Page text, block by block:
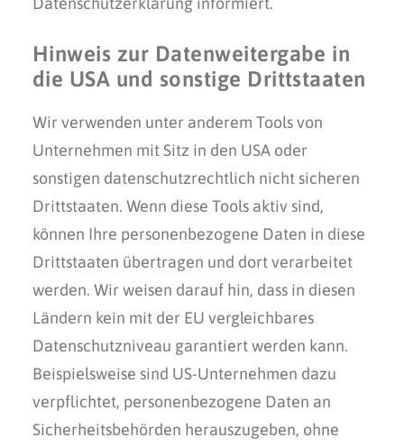
Hinweis zur Datenweitergabe in
die USA und sonstige Drittstaaten
Wir verwenden unter anderem Tools von
Unternehmen mit Sitz in den USA oder
sonstigen datenschutzrechtlich nicht sicheren
Drittstaaten. Wenn diese Tools aktiv sind,
können Ihre personenbezogene Daten in diese
Drittstaaten übertragen und dort verarbeitet
werden. Wir weisen darauf hin, dass in diesen
Ländern kein mit der EU vergleichbares
Datenschutzniveau garantiert werden kann.
Beispielsweise sind US-Unternehmen dazu
verpflichtet, personenbezogene Daten an
Sicherheitsbehörden herauszugeben, ohne